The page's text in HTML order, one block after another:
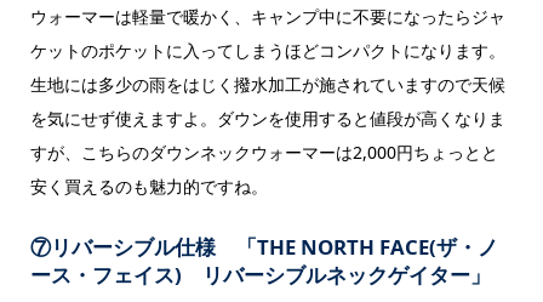
ウォーマーは軽量で暖かく、キャンプ中に不要になったらジャ
ケットのポケットに入ってしまうほどコンパクトになります。
生地には多少の雨をはじく撥水加工が施されていますので天候
を気にせず使えますよ。ダウンを使用すると値段が高くなりま
すが、こちらのダウンネックウォーマーは2,000円ちょっとと
安く買えるのも魅力的ですね。
⑦リバーシブル仕様 「THE NORTH FACE(ザ・ノ
ース・フェイス) リバーシブルネックゲイター」